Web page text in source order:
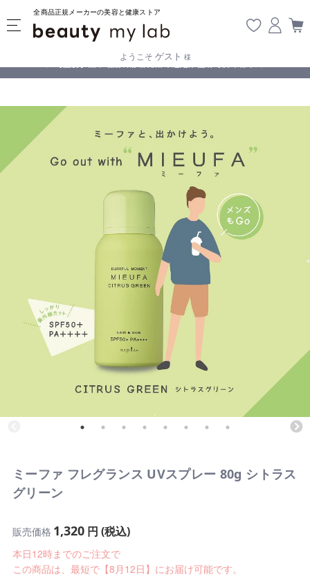
全商品正規メーカーの美容と健康ストア
ようこそ ゲスト 様
【重要】熊本地震の影響により遅延が生じております
ミーファ フレグランス UVスプレー 80g シトラス
グリーン
販売価格 1,320円 (税込)
本日12時までのご注文で
この商品は、最短で【8月12日】にお届け可能です。